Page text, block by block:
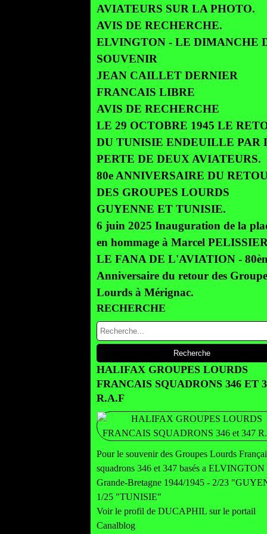
AVIATEURS SUR LA PHOTO.
AVIS DE RECHERCHE.
ELVINGTON - LE DIMANCHE
SOUVENIR
JEAN CAILLET DERNIER
FRANCAIS LIBRE
AVIS DE RECHERCHE
LE 29 OCTOBRE 1945 LE
DU TUNISIE ENDEUILLE PAR
PERTE DE DEUX AVIATEURS.
80e ANNIVERSAIRE DU
DES GROUPES LOURDS
GUYENNE ET TUNISIE.
6 juin 2025 Inauguration de la
en hommage à Marcel PELISSIER
LE FANA DE L'AVIATION -
Anniversaire du retour des
Lourds à Mérignac.
RECHERCHE
HALIFAX GROUPES LOURDS
FRANCAIS SQUADRONS 346 ET
R.A.F
Pour le souvenir des Groupes Lourds
squadrons 346 et 347 basés a ELVINGTON
Grande-Bretagne 1944/1945 - 2/23
1/25 "TUNISIE"
Voir le profil de DUCAPHIL sur le portail
Canalblog